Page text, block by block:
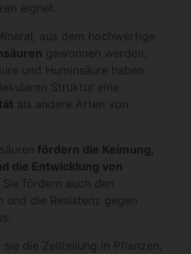
eignet.
aus dem hochwertige
gewonnen werden.
und Huminsäure haben
Struktur eine
als andere Arten von
fördern die Keimung,
die Entwicklung von
Sie fördern auch den
und die Resistenz gegen
die Zellteilung in Pflanzen,